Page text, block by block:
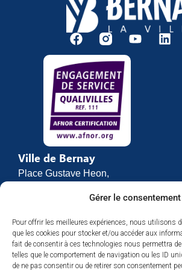
Gérer le consentement
Pour offrir les meilleures expériences, nous utilisons
que les cookies pour stocker et/ou accéder aux
fait de consentir à ces technologies nous permettra
telles que le comportement de navigation ou les ID
de ne pas consentir ou de retirer son consentement
Ville de Bernay
Place Gustave Heon,
02 32 46 63 00
Contact
Horaires d’ouverture